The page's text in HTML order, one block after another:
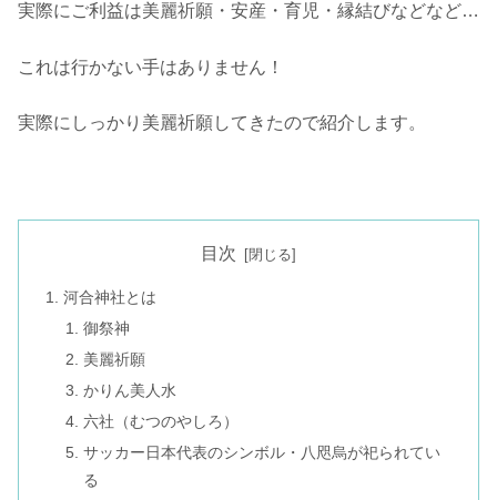
実際にご利益は美麗祈願・安産・育児・縁結びなどなど…
これは行かない手はありません！
実際にしっかり美麗祈願してきたので紹介します。
目次
河合神社とは
御祭神
美麗祈願
かりん美人水
六社（むつのやしろ）
サッカー日本代表のシンボル・八咫烏が祀られてい
る